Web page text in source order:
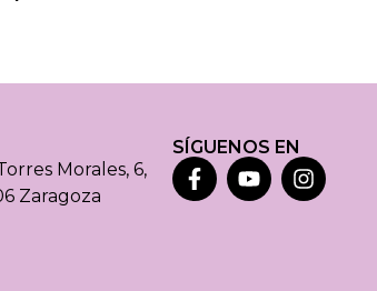
Morales, 6,
Zaragoza
SÍGUENOS EN